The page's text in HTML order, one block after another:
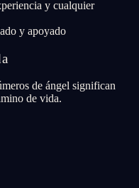
y cualquier
y apoyado
de ángel significan
de vida.